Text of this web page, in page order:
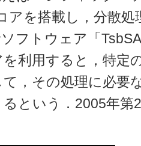
アを搭載し，分散処
フトウェア「
利用すると，特定
，その処理に必要
という．2005年第